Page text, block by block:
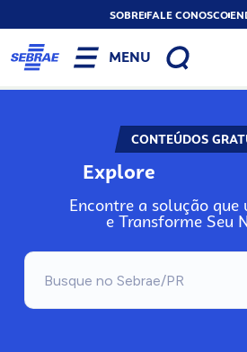
SOBREFALE CONOSCO
MENU
CONTEÚDOS
Explore
Encontre a solução que
e Transforme Seu